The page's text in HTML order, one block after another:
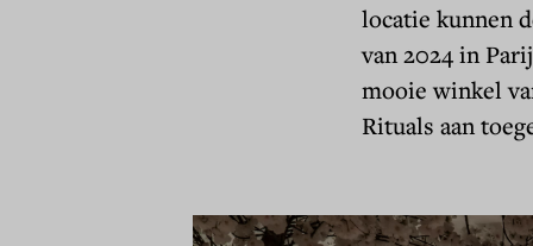
locatie kunnen
van 2024 in
mooie winkel
Rituals aan